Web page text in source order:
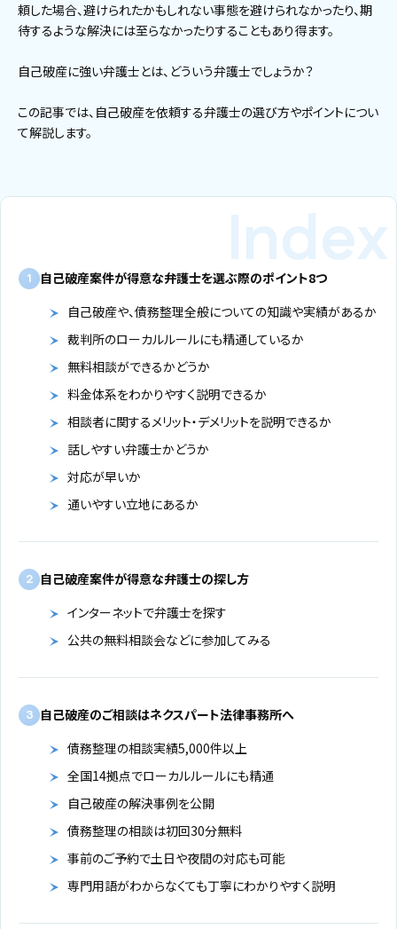
頼した場合、避けられたかもしれない事態を避けられなかったり、期
待するような解決には至らなかったりすることもあり得ます。
自己破産に強い弁護士とは、どういう弁護士でしょうか？
この記事では、自己破産を依頼する弁護士の選び方やポイントについ
て解説します。
1 自己破産案件が得意な弁護士を選ぶ際のポイント8つ
自己破産や、債務整理全般についての知識や実績があるか
裁判所のローカルルールにも精通しているか
無料相談ができるかどうか
料金体系をわかりやすく説明できるか
相談者に関するメリット・デメリットを説明できるか
話しやすい弁護士かどうか
対応が早いか
通いやすい立地にあるか
2 自己破産案件が得意な弁護士の探し方
インターネットで弁護士を探す
公共の無料相談会などに参加してみる
3 自己破産のご相談はネクスパート法律事務所へ
債務整理の相談実績5,000件以上
全国14拠点でローカルルールにも精通
自己破産の解決事例を公開
債務整理の相談は初回30分無料
事前のご予約で土日や夜間の対応も可能
専門用語がわからなくても丁寧にわかりやすく説明